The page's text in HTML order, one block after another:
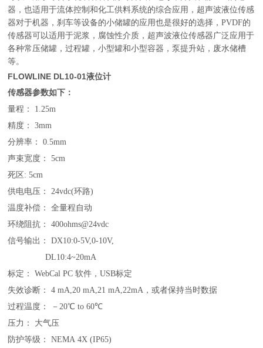
器，也适用于流体控制和化工供料系统的综合应用，超声波液位传感
器对于机器，刹车等设备的小储罐的应用也是很好的选择，PVDF的
传感器可以适用于泥浆，腐蚀性介质，超声波液位传感器广泛应用于
各种常压储罐，过程罐，小型罐和小型容器，泵提升站，废水储槽
等。
FLOWLINE DL10-01液位计
传感器参数如下：
量程： 1.25m
精度： 3mm
分辨率： 0.5mm
声束宽度： 5cm
死区: 5cm
供电电压： 24vdc(环路)
温度补偿： 全量程自动
环绕阻抗： 400ohms@24vdc
信号输出： DX10:0-5V,0-10V,
DL10:4~20mA
标定： WebCal PC 软件，USB标定
失效诊断： 4 mA,20 mA,21 mA,22mA，或者保持当时数据
过程温度： －20℃ to 60℃
压力： 大气压
防护等级： NEMA 4X (IP65)